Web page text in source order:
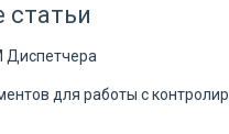
статьи
Диспетчера
для работы с